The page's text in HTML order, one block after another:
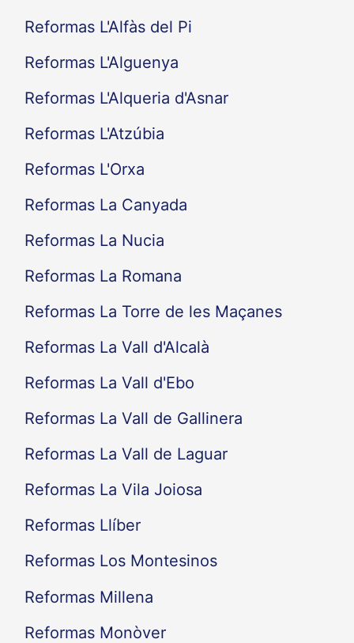
Reformas L'Alfàs del Pi
Reformas L'Alguenya
Reformas L'Alqueria d'Asnar
Reformas L'Atzúbia
Reformas L'Orxa
Reformas La Canyada
Reformas La Nucia
Reformas La Romana
Reformas La Torre de les Maçanes
Reformas La Vall d'Alcalà
Reformas La Vall d'Ebo
Reformas La Vall de Gallinera
Reformas La Vall de Laguar
Reformas La Vila Joiosa
Reformas Llíber
Reformas Los Montesinos
Reformas Millena
Reformas Monòver